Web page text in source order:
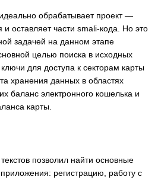
обрабатывает проект —
и оставляет части smali-кода. Но это
задачей на данном этапе
целью поиска в исходных
для доступа к секторам карты
хранения данных в областях
баланс электронного кошелька и
карты.
позволил найти основные
регистрацию, работу с